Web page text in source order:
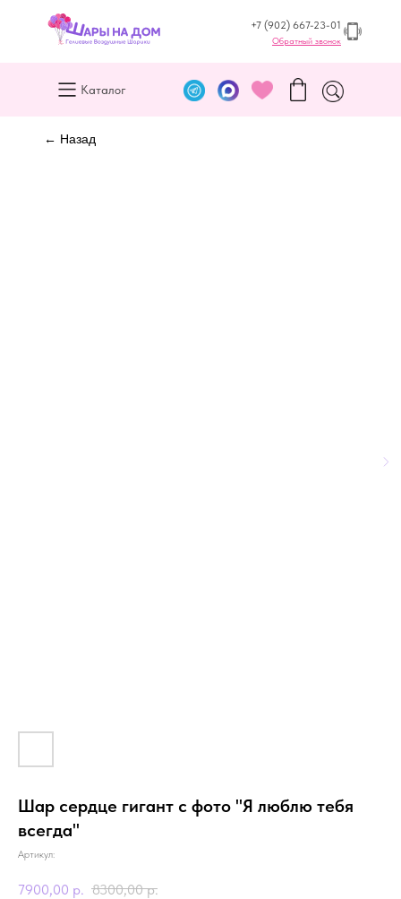
+7 (902) 667-23-01
Обратный звонок
Каталог
← Назад
Шар сердце гигант с фото "Я люблю тебя
всегда"
Артикул:
7900,00 р. 8300,00 р.